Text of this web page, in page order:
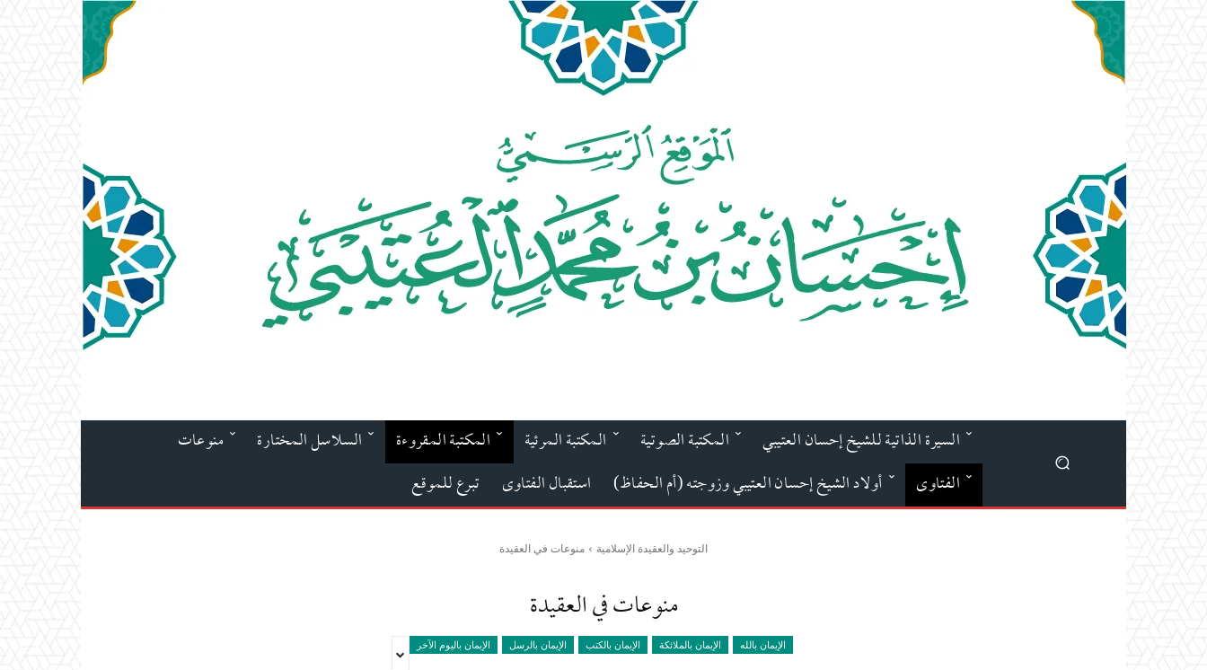
السيرة الذاتية للشيخ إحسان العتيبي المكتبة الصوتية المكتبة المرئية المكتبة المقروءة السلاسل المختارة
منوعات
الفتاوى
أولاد الشيخ إحسان العتيبي وزوجته (أم الحفاظ) استقبال الفتاوى تبرع للموقع
التوحيد والعقيدة الإسلامية منوعات في العقيدة
منوعات في العقيدة
الإيمان بالله الإيمان بالملائكة الإيمان بالكتب الإيمان بالرسل الإيمان باليوم الآخر